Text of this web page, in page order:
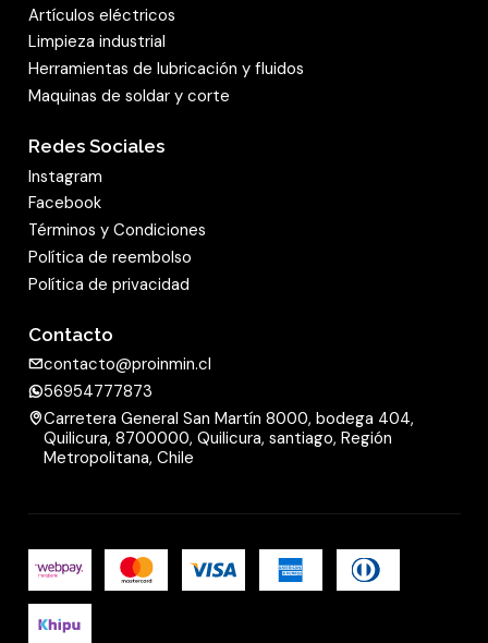
Artículos eléctricos
Limpieza industrial
Herramientas de lubricación y fluidos
Maquinas de soldar y corte
Redes Sociales
Instagram
Facebook
Términos y Condiciones
Política de reembolso
Política de privacidad
Contacto
contacto@proinmin.cl
56954777873
Carretera General San Martín 8000, bodega 404,
Quilicura, 8700000, Quilicura, santiago, Región
Metropolitana, Chile